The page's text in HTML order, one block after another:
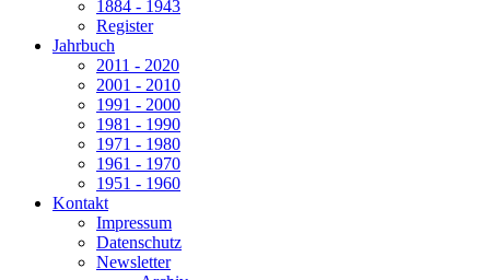
1884 - 1943
Register
Jahrbuch
2011 - 2020
2001 - 2010
1991 - 2000
1981 - 1990
1971 - 1980
1961 - 1970
1951 - 1960
Kontakt
Impressum
Datenschutz
Newsletter